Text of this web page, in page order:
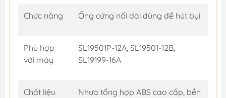
Chức năng Ống cứng nối dài dùng để hút bụi
Phù hợp
với máy
SL19501P-12A, SL19501-12B,
SL19199-16A
Chất liệu
Nhựa tổng hợp ABS cao cấp, bền